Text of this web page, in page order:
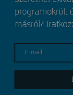
programokról,
másról?
E-mail